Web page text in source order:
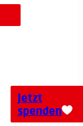
Jetzt
spenden